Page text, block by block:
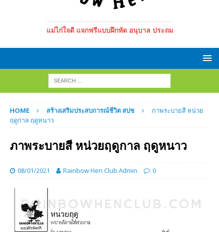
แม่ไก่ใจดี แจกฟรีแบบฝึกหัด อนุบาล ประถม
HOME สร้างเสริมประสบการณ์ชีวิต สปช
ภาพระบายสี หน่วย
ฤดูกาล ฤดูหนาว
ภาพระบายสี หน่วยฤดูกาล ฤดูหนาว
08/01/2021 Rainbow Hen Club Admin 0